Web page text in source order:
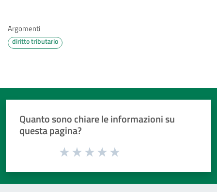
Argomenti
diritto tributario
Quanto sono chiare le informazioni su
questa pagina?
Valuta da 1 a 5 stelle la pagina